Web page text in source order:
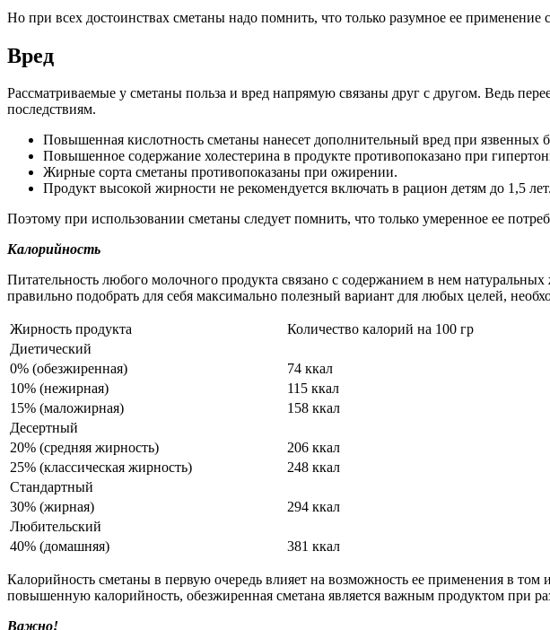
Но при всех достоинствах сметаны надо помнить, что только разумное ее применение
Вред
Рассматриваемые у сметаны польза и вред напрямую связаны друг с другом. Ведь
последствиям.
Повышенная кислотность сметаны нанесет дополнительный вред при язвенных
Повышенное содержание холестерина в продукте противопоказано при
Жирные сорта сметаны противопоказаны при ожирении.
Продукт высокой жирности не рекомендуется включать в рацион детям до 1,5 лет.
Поэтому при использовании сметаны следует помнить, что только умеренное ее
Калорийность
Питательность любого молочного продукта связано с содержанием в нем
правильно подобрать для себя максимально полезный вариант для любых целей,
Жирность продукта
Количество калорий на 100 гр
Диетический
0% (обезжиренная)
74 ккал
10% (нежирная)
115 ккал
15% (маложирная)
158 ккал
Десертный
20% (средняя жирность)
206 ккал
25% (классическая жирность)
248 ккал
Стандартный
30% (жирная)
294 ккал
Любительский
40% (домашняя)
381 ккал
Калорийность сметаны в первую очередь влияет на возможность ее применения в
повышенную калорийность, обезжиренная сметана является важным продуктом при
Важно!